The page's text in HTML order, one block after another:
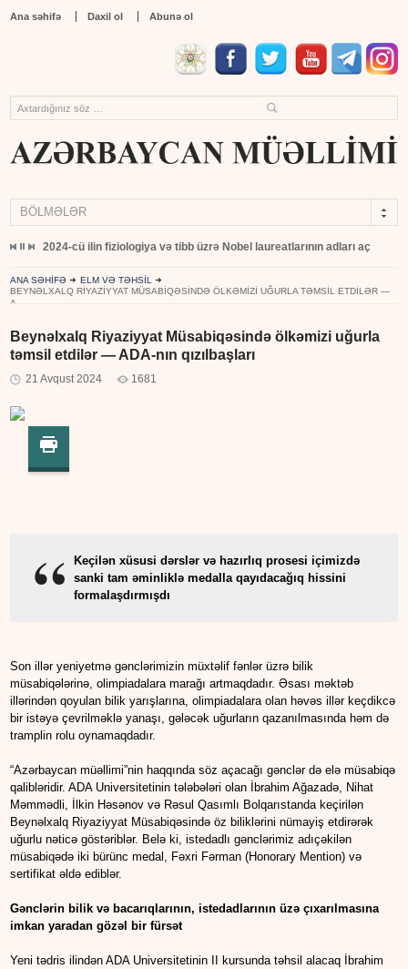
Ana səhifə Daxil ol Abunə ol
BÖLMƏLƏR
2024-cü ilin fiziologiya və tibb üzrə Nobel laureatlarının adları açıqlandı
ANA SƏHİFƏ
ELM VƏ TƏHSİL
BEYNƏLXALQ RIYAZIYYAT MÜSABIQƏSINDƏ ÖLKƏMIZI UĞURLA TƏMSIL ETDILƏR —
A...
Beynəlxalq Riyaziyyat Müsabiqəsində ölkəmizi uğurla
təmsil etdilər — ADA-nın qızılbaşları
21 Avqust 2024 1681
Keçilən xüsusi dərslər və hazırlıq prosesi içimizdə
sanki tam əminliklə medalla qayıdacağıq hissini
formalaşdırmışdı
Son illər yeniyetmə gənclərimizin müxtəlif fənlər üzrə bilik
müsabiqələrinə, olimpiadalara marağı artmaqdadır. Əsası məktəb
illərindən qoyulan bilik yarışlarına, olimpiadalara olan həvəs illər keçdikcə
bir istəyə çevrilməklə yanaşı, gələcək uğurların qazanılmasında həm də
tramplin rolu oynamaqdadır.
“Azərbaycan müəllimi”nin haqqında söz açacağı gənclər də elə müsabiqə
qalibləridir. ADA Universitetinin tələbələri olan İbrahim Ağazadə, Nihat
Məmmədli, İlkin Həsənov və Rəsul Qasımlı Bolqarıstanda keçirilən
Beynəlxalq Riyaziyyat Müsabiqəsində öz biliklərini nümayiş etdirərək
uğurlu nəticə göstəriblər. Belə ki, istedadlı gənclərimiz adıçəkilən
müsabiqədə iki bürünc medal, Fəxri Fərman (Honorary Mention) və
sertifikat əldə ediblər.
Gənclərin bilik və bacarıqlarının, istedadlarının üzə çıxarılmasına
imkan yaradan gözəl bir fürsət
Yeni tədris ilindən ADA Universitetinin II kursunda təhsil alacaq İbrahim